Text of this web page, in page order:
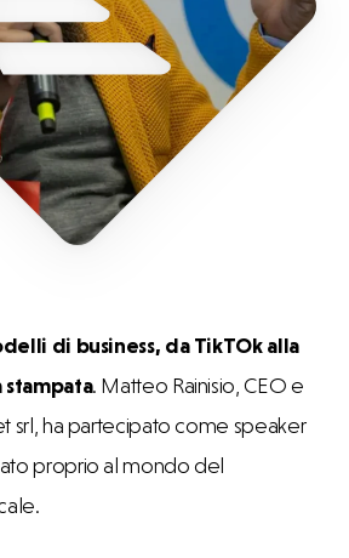
di business, da TikTOk alla
stampata. Matteo Rainisio, CEO e
srl, ha partecipato come speaker
proprio al mondo del